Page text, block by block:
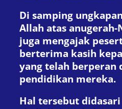
Di samping
Allah atas anugerah-
juga mengajak
berterima kasih
yang telah berperan
pendidikan mereka.
Hal tersebut